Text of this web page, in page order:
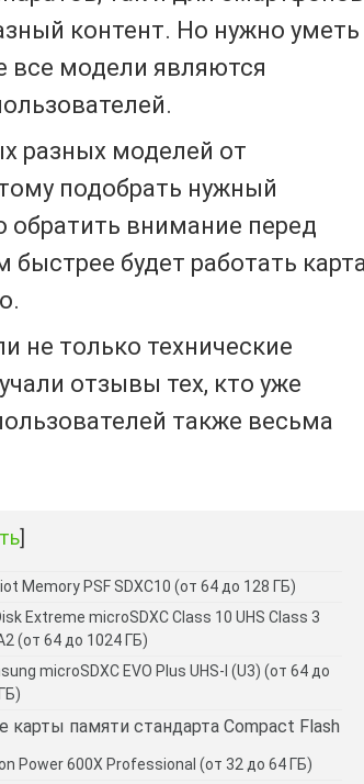
контент. Но нужно уметь
все модели являются
разных моделей от
подобрать нужный
обратить внимание перед
будет работать
не только технические
отзывы тех, кто уже
также весьма
]
Memory PSF SDXC10 (от 64 до 128 ГБ)
Extreme microSDXC Class 10 UHS Class 3
(от 64 до 1024 ГБ)
microSDXC EVO Plus UHS-I (U3) (от 64 до
карты памяти стандарта Compact Flash
Power 600X Professional (от 32 до 64 ГБ)